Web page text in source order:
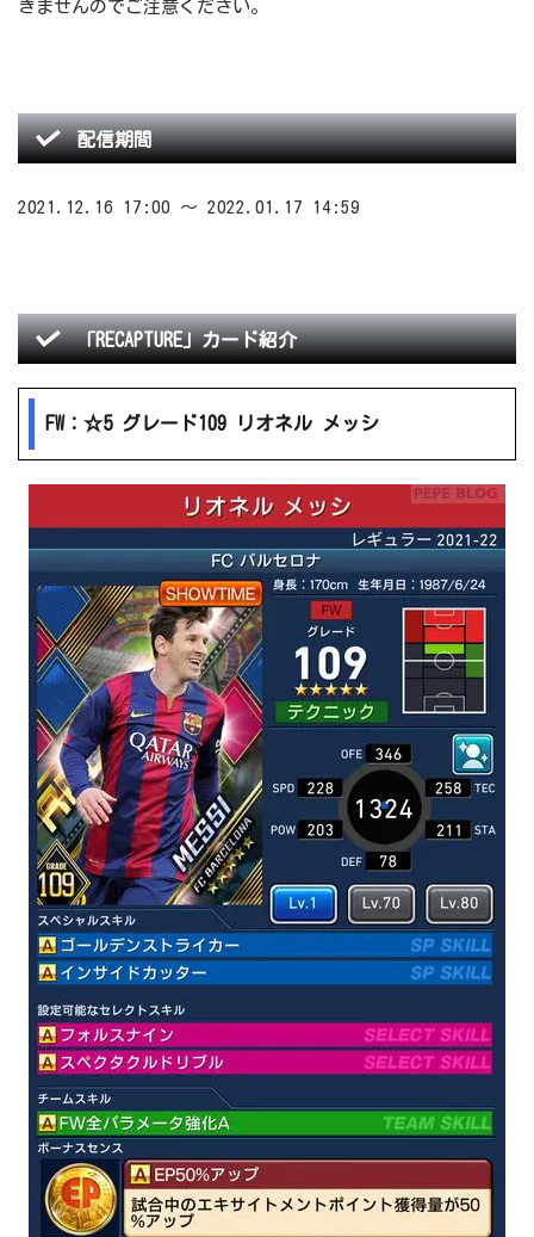
きませんのでご注意ください。
配信期間
2021.12.16 17:00 ～ 2022.01.17 14:59
「RECAPTURE」カード紹介
FW：☆5 グレード109 リオネル メッシ